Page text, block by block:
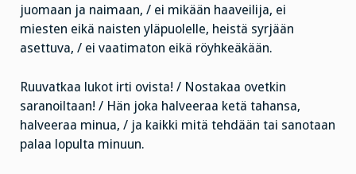
juomaan ja naimaan, / ei mikään haaveilija, ei
miesten eikä naisten yläpuolelle, heistä syrjään
asettuva, / ei vaatimaton eikä röyhkeäkään.
Ruuvatkaa lukot irti ovista! / Nostakaa ovetkin
saranoiltaan! / Hän joka halveeraa ketä tahansa,
halveeraa minua, / ja kaikki mitä tehdään tai sanotaan
palaa lopulta minuun.